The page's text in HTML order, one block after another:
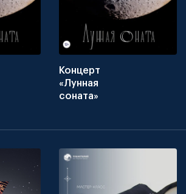
Концерт
«Лунная
соната»